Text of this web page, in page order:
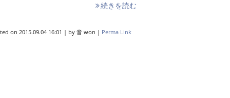
続きを読む
on 2015.09.04 16:01 | by 音 won | Perma Link